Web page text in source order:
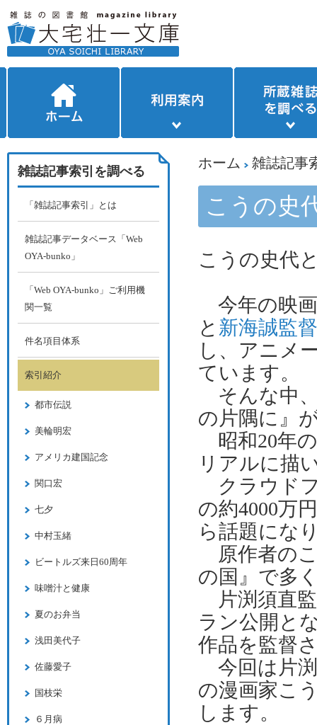
ホーム 雑誌記事
こうの史
こうの史代
今年の映
と 新海誠監督
し、アニメ
ています。
そんな中
の片隅に』
昭和20年
リアルに描
クラウド
の約4000万
ら話題にな
原作者の
の国』で多
片渕須直
ラン公開と
作品を監督
今回は片
の漫画家こ
します。
雑誌記事索引を調べる
「雑誌記事索引」とは
雑誌記事データベース「Web
OYA-bunko」
「Web OYA-bunko」ご利用機
関一覧
件名項目体系
索引紹介
都市伝説
美輪明宏
アメリカ建国記念
関口宏
七夕
中村玉緒
ビートルズ来日60周年
味噌汁と健康
夏のお弁当
浅田美代子
佐藤愛子
国枝栄
６月病